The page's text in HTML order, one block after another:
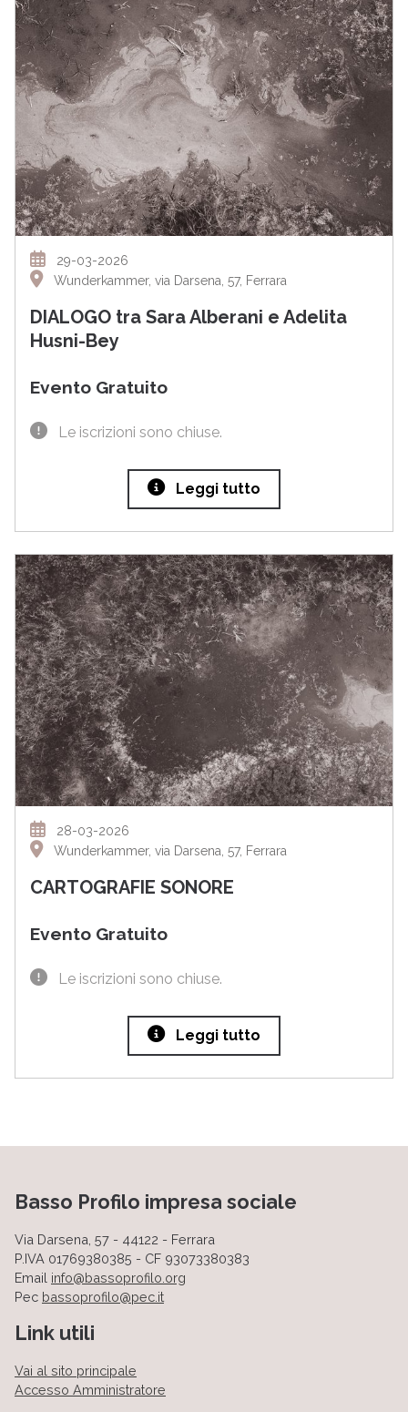
29-03-2026
Wunderkammer, via Darsena, 57, Ferrara
DIALOGO tra Sara Alberani e Adelita
Husni-Bey
Evento Gratuito
Le iscrizioni sono chiuse.
Leggi tutto
28-03-2026
Wunderkammer, via Darsena, 57, Ferrara
CARTOGRAFIE SONORE
Evento Gratuito
Le iscrizioni sono chiuse.
Leggi tutto
Basso Profilo impresa sociale
Via Darsena, 57 - 44122 - Ferrara
P.IVA 01769380385 - CF 93073380383
Email info@bassoprofilo.org
Pec bassoprofilo@pec.it
Link utili
Vai al sito principale
Accesso Amministratore